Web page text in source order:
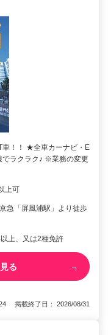
車！！ ★全車カーナビ・E
でラクラク♪ ※業務の変更
上可
急「屏風浦駅」より徒歩
上、又は2種免許
る
掲載終了日： 2026/08/31